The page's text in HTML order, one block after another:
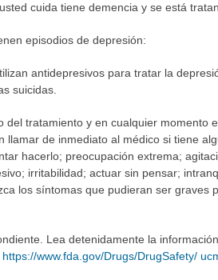
cuida tiene demencia y se está
episodios de depresión:
antidepresivos para tratar la
suicidas.
tratamiento y en cualquier momento
de inmediato al médico si tiene
hacerlo; preocupación extrema;
irritabilidad; actuar sin pensar;
los síntomas que pudieran ser graves
Lea detenidamente la
https://www.fda.gov/Drugs/DrugSafety/